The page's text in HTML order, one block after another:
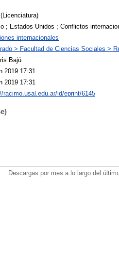
; Estados Unidos ; Conflictos
internacionales
> Facultad de Ciencias Sociales >
Bajú
2019 17:31
2019 17:31
racimo.usal.edu.ar/id/eprint/6145
Descargas por mes a lo largo del